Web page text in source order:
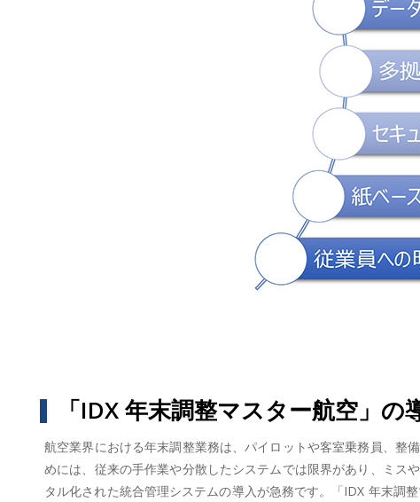
「IDX 年末調整マスター航空」の
航空業界における年末調整業務は、パイロットや客室乗務員、整
めには、従来の手作業や分散したシステムでは限界があり、ミス
タル化された統合管理システムの導入が急務です。「IDX 年末調